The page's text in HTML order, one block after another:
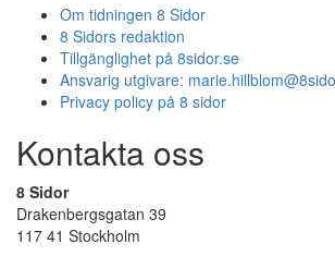
Om tidningen 8 Sidor
8 Sidors redaktion
Tillgänglighet på 8sidor.se
Ansvarig utgivare:
Privacy policy på 8 sidor
Kontakta oss
8 Sidor
Drakenbergsgatan 39
117 41 Stockholm